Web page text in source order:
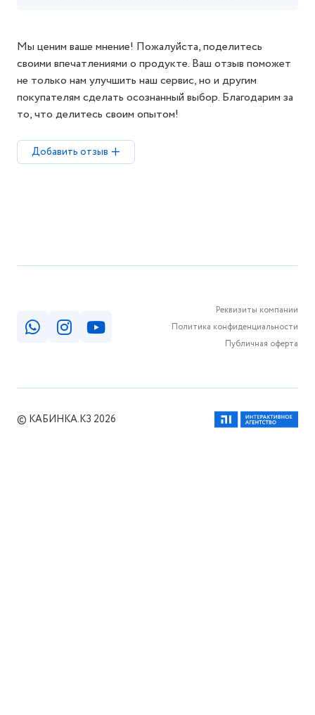
Мы ценим ваше мнение! Пожалуйста, поделитесь
своими впечатлениями о продукте. Ваш отзыв поможет
не только нам улучшить наш сервис, но и другим
покупателям сделать осознанный выбор. Благодарим за
то, что делитесь своим опытом!
Добавить отзыв
Реквизиты компании
Политика конфиденциальности
Публичная оферта
© КАБИНКА.КЗ 2026